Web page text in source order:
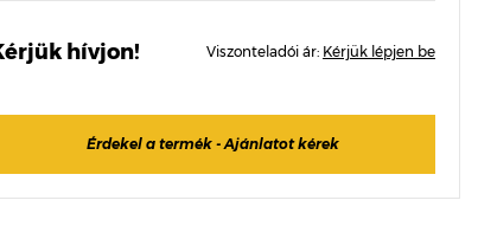
hívjon! Viszonteladói ár: Kérjük lépjen be
Érdekel a termék - Ajánlatot kérek